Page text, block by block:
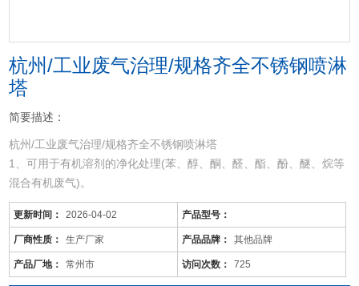
杭州/工业废气治理/规格齐全不锈钢喷淋
塔
简要描述：
杭州/工业废气治理/规格齐全不锈钢喷淋塔
1、可用于有机溶剂的净化处理(苯、醇、酮、醛、酯、酚、醚、烷等
混合有机废气)。
2、适用于电线、电缆、漆包线、机械、电机、化工、仪表、汽车、
自行车、摩托车、发动机、磁带、塑料、家用电器等行业的有机废气
净化。
3、可用于各种烘道、印铁制罐、表面喷涂。印刷油墨、机电绝缘处
理、皮鞋粘胶等烘干线，净化各工序产生的有机废气
更新时间： 2026-04-02 产品型号：
厂商性质： 生产厂家 产品品牌： 其他品牌
产品厂地： 常州市 访问次数： 725